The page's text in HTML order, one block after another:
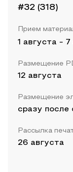
#32 (318)
Прием
1 августа - 7
Размещение
12 августа
Размещение
сразу после
Рассылка
26 августа